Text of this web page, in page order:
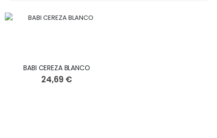
BABI CEREZA BLANCO
24,69 €